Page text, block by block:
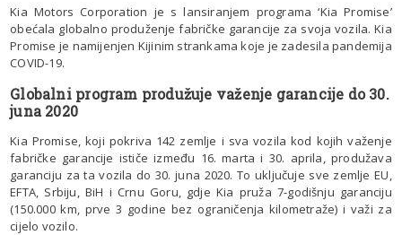
Kia Motors Corporation je s lansiranjem programa ‘Kia Promise’
obećala globalno produženje fabričke garancije za svoja vozila. Kia
Promise je namijenjen Kijinim strankama koje je zadesila pandemija
COVID-19.
Globalni program produžuje važenje garancije do 30.
juna 2020
Kia Promise, koji pokriva 142 zemlje i sva vozila kod kojih važenje
fabričke garancije ističe između 16. marta i 30. aprila, produžava
garanciju za ta vozila do 30. juna 2020. To uključuje sve zemlje EU,
EFTA, Srbiju, BiH i Crnu Goru, gdje Kia pruža 7-godišnju garanciju
(150.000 km, prve 3 godine bez ograničenja kilometraže) i važi za
cijelo vozilo.